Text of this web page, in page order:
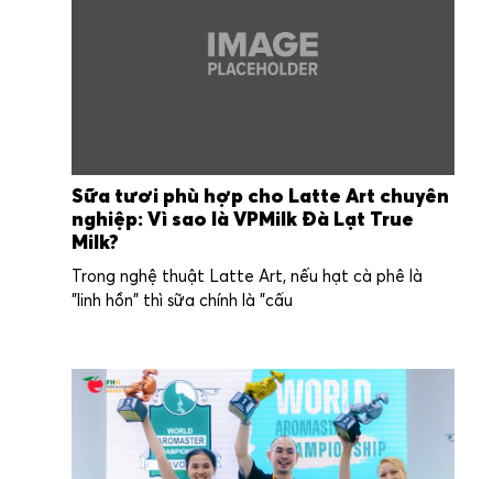
Sữa tươi phù hợp cho Latte Art chuyên
nghiệp: Vì sao là VPMilk Đà Lạt True
Milk?
Trong nghệ thuật Latte Art, nếu hạt cà phê là
"linh hồn" thì sữa chính là "cấu